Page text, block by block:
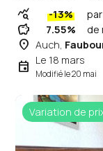
query_stats -13%
savings 7.55% de
place Auch,
event Le 18 mars
Modifié le 20 mai
Variation de